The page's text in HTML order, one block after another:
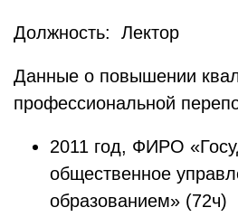
Должность: Лектор
Данные о повышении
профессиональной
2011 год, ФИРО
общественное
образованием» (72ч)